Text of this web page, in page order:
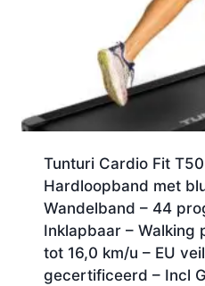
Tunturi Cardio Fit
Hardloopband met
Wandelband – 44
Inklapbaar – Walking
tot 16,0 km/u – EU
gecertificeerd – Incl